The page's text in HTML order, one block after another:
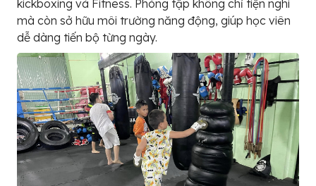
kickboxing và Fitness. Phòng tập không chỉ tiện nghi
mà còn sở hữu môi trường năng động, giúp học viên
dễ dàng tiến bộ từng ngày.